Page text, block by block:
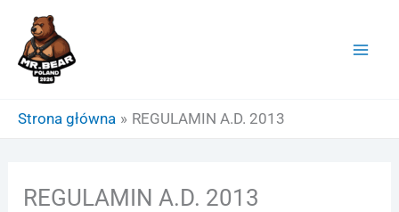
Przejdź
treści
Strona główna REGULAMIN A.D. 2013
REGULAMIN A.D. 2013